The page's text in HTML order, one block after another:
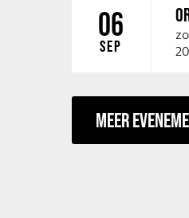
06
SEP
MEER